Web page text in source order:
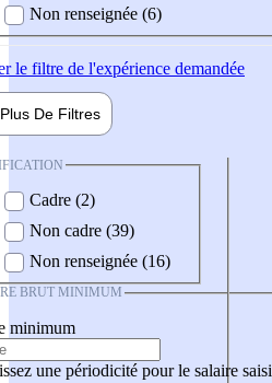
Non renseignée (6)
le filtre de l'expérience demandée
Plus De Filtres
Cadre (2)
Non cadre (39)
Non renseignée (16)
BRUT MINIMUM
minimum
une périodicité pour le salaire saisi